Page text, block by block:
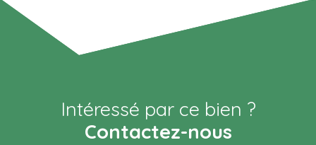
Intéressé par ce bien ?
Contactez-nous